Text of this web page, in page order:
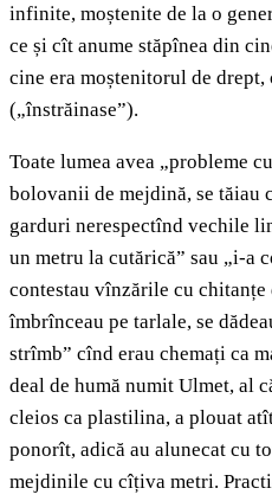
infinite, moștenite de la o
ce și cît anume stăpînea din
cine era moștenitorul de
(„înstrăinase”).
Toate lumea avea „probleme
bolovanii de mejdină, se tăiau
garduri nerespectînd vechile
un metru la cutărică” sau „i-a
contestau vînzările cu chitanțe
îmbrînceau pe tarlale, se
strîmb” cînd erau chemați ca
deal de humă numit Ulmet, al
cleios ca plastilina, a plouat
ponorît, adică au alunecat cu
mejdinile cu cîțiva metri.